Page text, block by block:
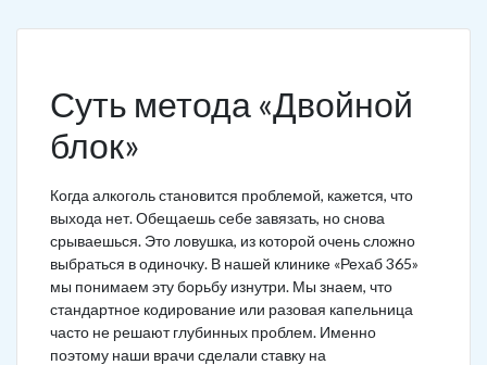
Суть метода «Двойной
блок»
Когда алкоголь становится проблемой, кажется, что
выхода нет. Обещаешь себе завязать, но снова
срываешься. Это ловушка, из которой очень сложно
выбраться в одиночку. В нашей клинике «Рехаб 365»
мы понимаем эту борьбу изнутри. Мы знаем, что
стандартное кодирование или разовая капельница
часто не решают глубинных проблем. Именно
поэтому наши врачи сделали ставку на